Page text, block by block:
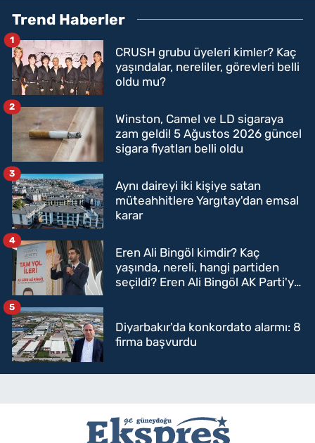
Trend Haberler
CRUSH grubu üyeleri kimler? Kaç
yaşındalar, nereliler, görevleri belli
oldu mu?
1
Winston, Camel ve LD sigaraya
zam geldi! 5 Ağustos 2026 güncel
sigara fiyatları belli oldu
2
Aynı daireyi iki kişiye satan
müteahhitlere Yargıtay'dan emsal
karar
3
Eren Ali Bingöl kimdir? Kaç
yaşında, nereli, hangi partiden
seçildi? Eren Ali Bingöl AK Parti'ye
4
Diyarbakır'da konkordato alarmı: 8
firma başvurdu
5